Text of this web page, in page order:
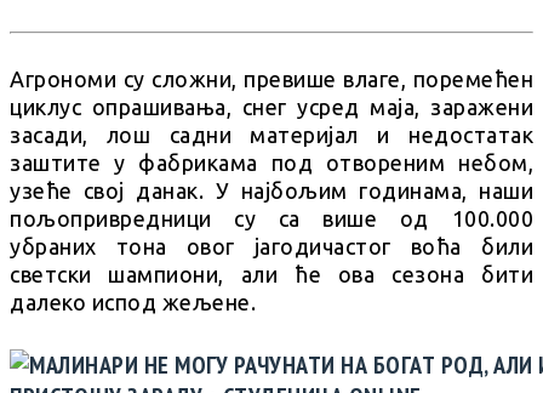
Агрономи су сложни, превише влаге, поремећен
циклус опрашивања, снег усред маја, заражени
засади, лош садни материјал и недостатак
заштите у фабрикама под отвореним небом,
узеће свој данак. У најбољим годинама, наши
пољопривредници су са више од 100.000
убраних тона овог јагодичастог воћа били
светски шампиони, али ће ова сезона бити
далеко испод жељене.